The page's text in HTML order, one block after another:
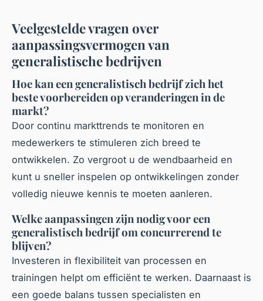
Veelgestelde vragen over
aanpassingsvermogen van
generalistische bedrijven
Hoe kan een generalistisch bedrijf zich het
beste voorbereiden op veranderingen in de
markt?
Door continu markttrends te monitoren en
medewerkers te stimuleren zich breed te
ontwikkelen. Zo vergroot u de wendbaarheid en
kunt u sneller inspelen op ontwikkelingen zonder
volledig nieuwe kennis te moeten aanleren.
Welke aanpassingen zijn nodig voor een
generalistisch bedrijf om concurrerend te
blijven?
Investeren in flexibiliteit van processen en
trainingen helpt om efficiënt te werken. Daarnaast is
een goede balans tussen specialisten en